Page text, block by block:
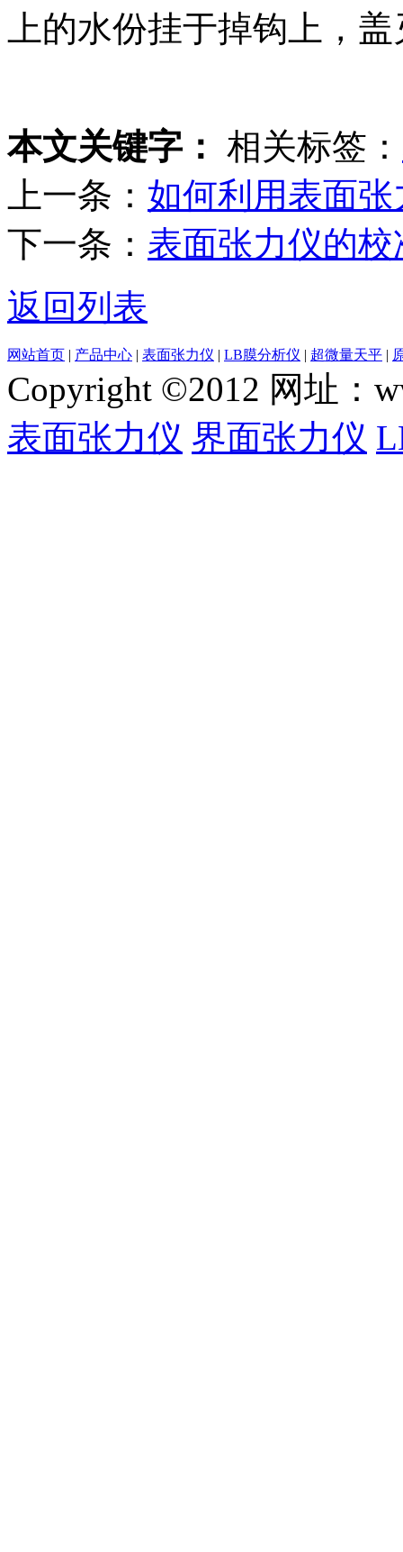
上的水份挂于掉钩上，
本文关键字： 相关标签：
上一条： 如何利用表面
下一条： 表面张力仪的校
返回列表
网站首页 | 产品中心 | 表面张力仪 | LB膜分析仪 | 超微量天平 |
Copyright ©2012 网址：
表面张力仪 界面张力仪